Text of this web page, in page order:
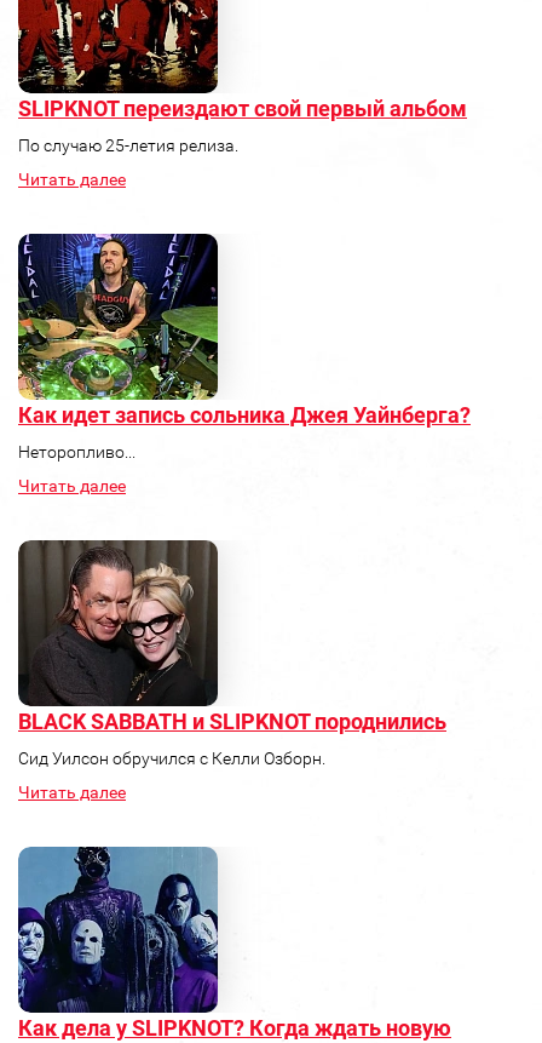
SLIPKNOT переиздают свой первый альбом
По случаю 25-летия релиза.
Читать далее
Как идет запись сольника Джея Уайнберга?
Неторопливо...
Читать далее
BLACK SABBATH и SLIPKNOT породнились
Сид Уилсон обручился с Келли Озборн.
Читать далее
Как дела у SLIPKNOT? Когда ждать новую